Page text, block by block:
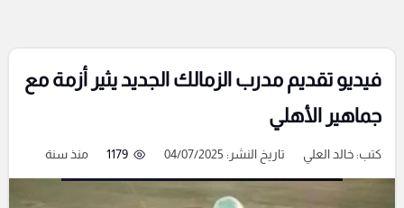
فيديو تقديم مدرب الزمالك الجديد يثير أزمة مع
جماهير الأهلي
كتب:خالد العلي تاريخ النشر: 04/07/2025 1179 منذ سنة